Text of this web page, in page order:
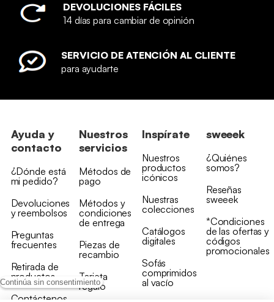
Continúa sin consentimiento
DEVOLUCIONES FÁCILES
14 días para cambiar de opinión
SERVICIO DE ATENCIÓN AL CLIENTE
para ayudarte
Ayuda y
contacto
¿Dónde está
mi pedido?
Devoluciones
y reembolsos
Preguntas
frecuentes
Retirada de
productos
Contáctenos
Nuestros
servicios
Métodos de
pago
Métodos y
condiciones
de entrega
Piezas de
recambio
Tarjeta
regalo
Inspírate
Nuestros
productos
icónicos
Nuestras
colecciones
Catálogos
digitales
Sofás
comprimidos
al vacío
sweeek
¿Quiénes
somos?
Reseñas
sweeek
*Condiciones
de las ofertas y
códigos
promocionales